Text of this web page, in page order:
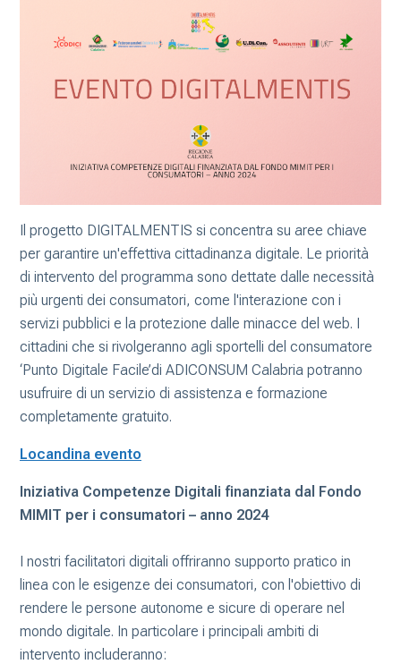
Il progetto DIGITALMENTIS si concentra su aree chiave
per garantire un'effettiva cittadinanza digitale. Le priorità
di intervento del programma sono dettate dalle necessità
più urgenti dei consumatori, come l'interazione con i
servizi pubblici e la protezione dalle minacce del web. I
cittadini che si rivolgeranno agli sportelli del consumatore
‘Punto Digitale Facile’di ADICONSUM Calabria potranno
usufruire di un servizio di assistenza e formazione
completamente gratuito.
Locandina evento
Iniziativa Competenze Digitali finanziata dal Fondo
MIMIT per i consumatori – anno 2024
I nostri facilitatori digitali offriranno supporto pratico in
linea con le esigenze dei consumatori, con l'obiettivo di
rendere le persone autonome e sicure di operare nel
mondo digitale. In particolare i principali ambiti di
intervento includeranno: